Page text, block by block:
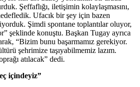
Şeffaflığı, iletişimin kolaylaşmasını,
Ufacık bir şey için bazen
Şimdi spontane toplantılar oluyor,
şeklinde konuştu. Başkan Tugay ayrıca
“Bizim bunu başarmamız gerekiyor.
şehrimize taşıyabilmemiz lazım.
atılacak” dedi.
içindeyiz”